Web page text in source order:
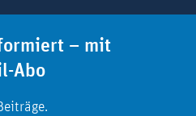
– mit
Abo